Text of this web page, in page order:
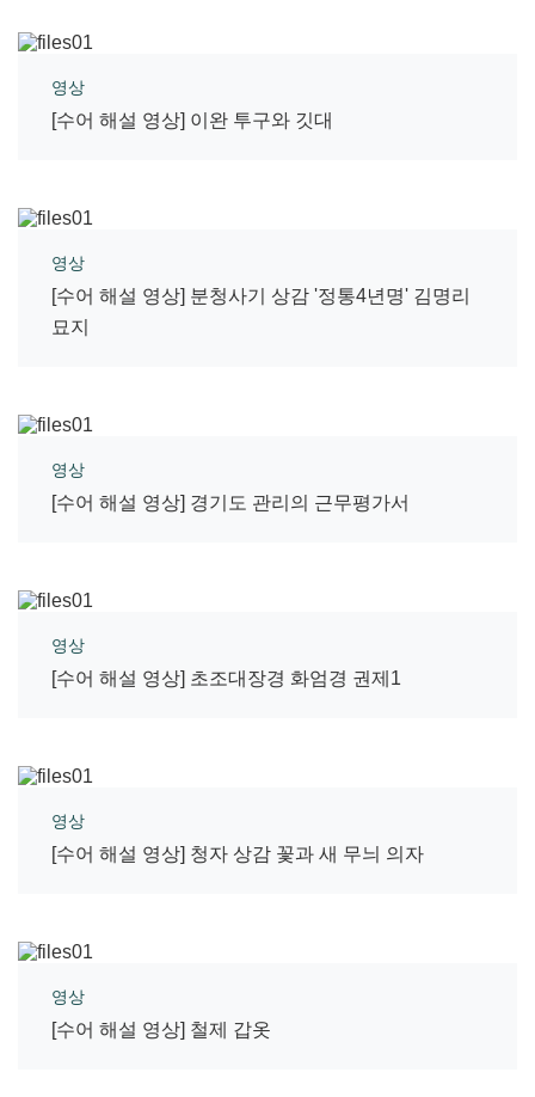
영상
[수어 해설 영상] 이완 투구와 깃대
영상
[수어 해설 영상] 분청사기 상감 '정통4년명' 김명리
묘지
영상
[수어 해설 영상] 경기도 관리의 근무평가서
영상
[수어 해설 영상] 초조대장경 화엄경 권제1
영상
[수어 해설 영상] 청자 상감 꽃과 새 무늬 의자
영상
[수어 해설 영상] 철제 갑옷